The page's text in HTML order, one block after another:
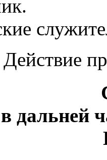
Действие
дальней